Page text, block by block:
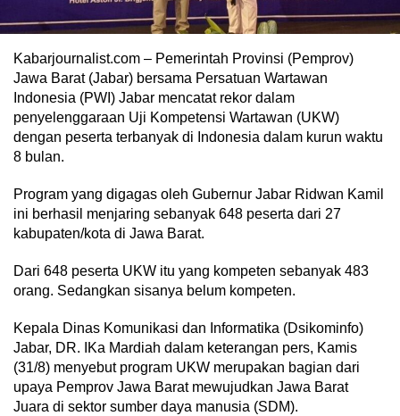
Kabarjournalist.com – Pemerintah Provinsi (Pemprov)
Jawa Barat (Jabar) bersama Persatuan Wartawan
Indonesia (PWI) Jabar mencatat rekor dalam
penyelenggaraan Uji Kompetensi Wartawan (UKW)
dengan peserta terbanyak di Indonesia dalam kurun waktu
8 bulan.
Program yang digagas oleh Gubernur Jabar Ridwan Kamil
ini berhasil menjaring sebanyak 648 peserta dari 27
kabupaten/kota di Jawa Barat.
Dari 648 peserta UKW itu yang kompeten sebanyak 483
orang. Sedangkan sisanya belum kompeten.
Kepala Dinas Komunikasi dan Informatika (Dsikominfo)
Jabar, DR. IKa Mardiah dalam keterangan pers, Kamis
(31/8) menyebut program UKW merupakan bagian dari
upaya Pemprov Jawa Barat mewujudkan Jawa Barat
Juara di sektor sumber daya manusia (SDM).